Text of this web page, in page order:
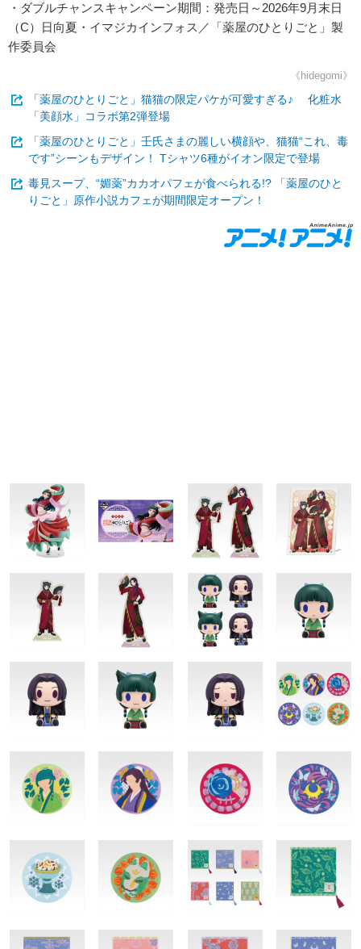
・ダブルチャンスキャンペーン期間：発売日～2026年9月末日
（C）日向夏・イマジカインフォス／「薬屋のひとりごと」製
作委員会
《hidegomi》
「薬屋のひとりごと」猫猫の限定パケが可愛すぎる♪ 化粧水
「美顔水」コラボ第2弾登場
「薬屋のひとりごと」壬氏さまの麗しい横顔や、猫猫“これ、毒
です”シーンもデザイン！ Tシャツ6種がイオン限定で登場
毒見スープ、“媚薬”カカオパフェが食べられる!? 「薬屋のひと
りごと」原作小説カフェが期間限定オープン！